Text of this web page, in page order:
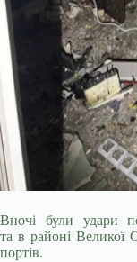
Вночі були удари
та в районі Великої
портів.